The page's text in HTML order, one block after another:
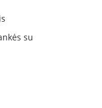
su